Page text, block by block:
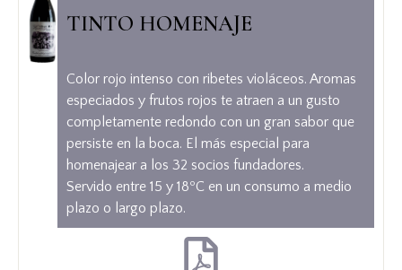
TINTO HOMENAJE
Color rojo intenso con ribetes violáceos. Aromas
especiados y frutos rojos te atraen a un gusto
completamente redondo con un gran sabor que
persiste en la boca. El más especial para
homenajear a los 32 socios fundadores.
Servido entre 15 y 18ºC en un consumo a medio
plazo o largo plazo.
especiados y frutos rojos te atraen a un gusto
completamente redondo con un gran sabor que
persiste en la boca. El más especial para
homenajear a los 32 socios fundadores.
Servido entre 15 y 18ºC en un consumo a medio
plazo o largo plazo.